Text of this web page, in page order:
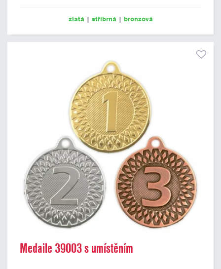
zlatá | stříbrná | bronzová
Medaile 39003 s umístěním